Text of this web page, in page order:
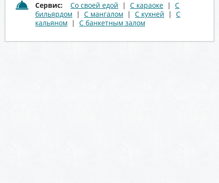
Сервис: Со своей едой | С караоке | С
бильярдом | С мангалом | С кухней | С
кальяном | С банкетным залом